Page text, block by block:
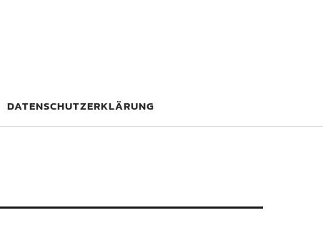
DATENSCHUTZERKLÄRUNG